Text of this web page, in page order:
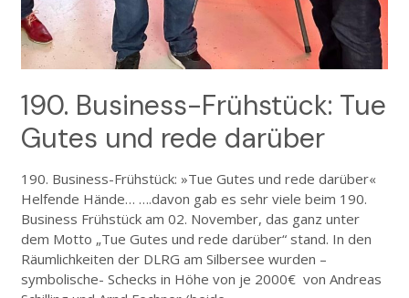
190. Business-Frühstück: Tue
Gutes und rede darüber
190. Business-Frühstück: »Tue Gutes und rede darüber«
Helfende Hände… ….davon gab es sehr viele beim 190.
Business Frühstück am 02. November, das ganz unter
dem Motto „Tue Gutes und rede darüber“ stand. In den
Räumlichkeiten der DLRG am Silbersee wurden –
symbolische- Schecks in Höhe von je 2000€ von Andreas